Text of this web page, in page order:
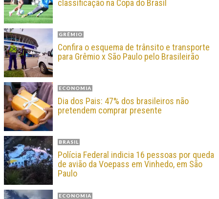
classificação na Copa do Brasil
GRÊMIO
Confira o esquema de trânsito e transporte
para Grêmio x São Paulo pelo Brasileirão
ECONOMIA
Dia dos Pais: 47% dos brasileiros não
pretendem comprar presente
BRASIL
Polícia Federal indicia 16 pessoas por queda
de avião da Voepass em Vinhedo, em São
Paulo
ECONOMIA